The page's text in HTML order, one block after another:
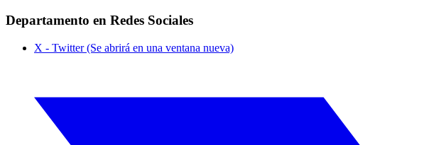
Departamento en Redes Sociales
X - Twitter (Se abrirá en una ventana nueva)